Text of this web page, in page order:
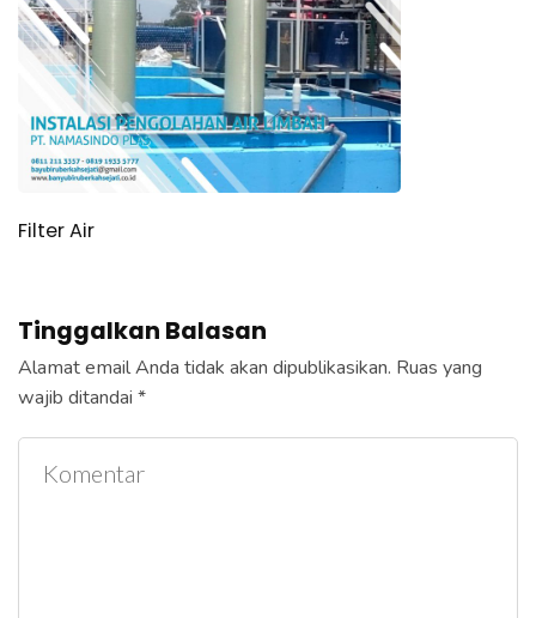
Filter Air
Tinggalkan Balasan
Alamat email Anda tidak akan dipublikasikan. Ruas yang
wajib ditandai *